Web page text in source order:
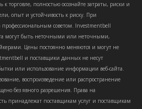
торговле, полностью осознайте затраты, риски и
опыт и устойчивость к риску. При
профессиональным советом. Investmentbell
могут быть неточными или неточными,
Цены постоянно меняются и могут не
и поставщики данных не несут
или использование информации веб-сайта.
воспроизведение или распространение
без явного разрешения. Права на
принадлежат поставщикам услуг и поставщикам